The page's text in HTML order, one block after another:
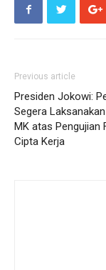
Previous article
Presiden Jokowi:
Segera
MK atas Pengujian
Cipta Kerja